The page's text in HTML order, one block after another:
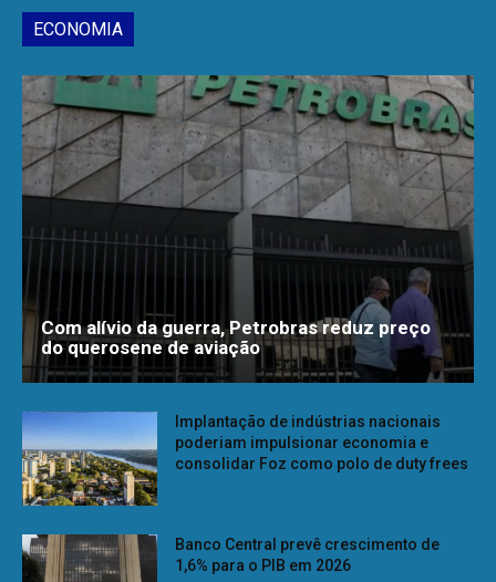
ECONOMIA
Com alívio da guerra, Petrobras reduz preço
do querosene de aviação
Implantação de indústrias nacionais
poderiam impulsionar economia e
consolidar Foz como polo de duty frees
Banco Central prevê crescimento de
1,6% para o PIB em 2026